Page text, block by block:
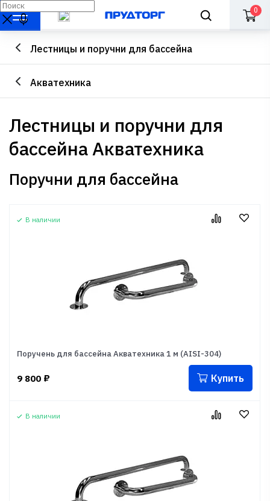
0
Лестницы и поручни для бассейна
Акватехника
Лестницы и поручни для
бассейна Акватехника
Поручни для бассейна
В наличии
Поручень для бассейна Акватехника 1 м (AISI-304)
9 800 ₽ Купить
В наличии